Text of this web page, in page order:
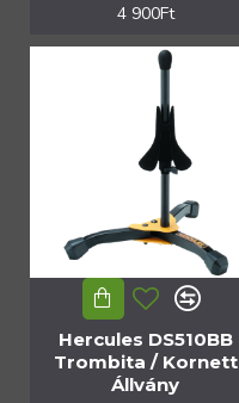
4 900Ft
Hercules DS510BB
Trombita / Kornett
Állvány